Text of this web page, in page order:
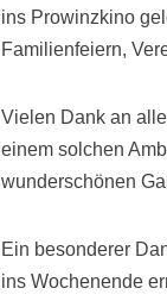
ins Prowinzkino
Familienfeiern,
Vielen Dank an
einem solchen
wunderschönen
Ein besonderer
ins Wochenende